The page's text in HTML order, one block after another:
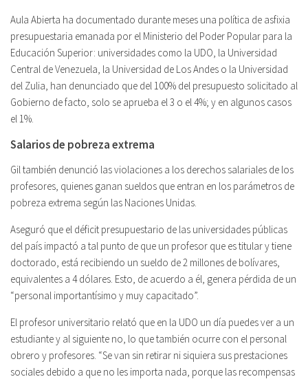
Aula Abierta ha documentado durante meses una política de asfixia
presupuestaria emanada por el Ministerio del Poder Popular para la
Educación Superior: universidades como la UDO, la Universidad
Central de Venezuela, la Universidad de Los Andes o la Universidad
del Zulia, han denunciado que del 100% del presupuesto solicitado al
Gobierno de facto, solo se aprueba el 3 o el 4%; y en algunos casos
el 1%.
Salarios de pobreza extrema
Gil también denunció las violaciones a los derechos salariales de los
profesores, quienes ganan sueldos que entran en los parámetros de
pobreza extrema según las Naciones Unidas.
Aseguró que el déficit presupuestario de las universidades públicas
del país impactó a tal punto de que un profesor que es titular y tiene
doctorado, está recibiendo un sueldo de 2 millones de bolívares,
equivalentes a 4 dólares. Esto, de acuerdo a él, genera pérdida de un
“personal importantísimo y muy capacitado”.
El profesor universitario relató que en la UDO un día puedes ver a un
estudiante y al siguiente no, lo que también ocurre con el personal
obrero y profesores. “Se van sin retirar ni siquiera sus prestaciones
sociales debido a que no les importa nada, porque las recompensas